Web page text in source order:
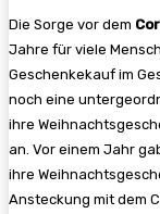
Die Sorge vor dem
Jahre für viele
Geschenkekauf im
noch eine
ihre
an. Vor einem Jahr
ihre
Ansteckung mit dem